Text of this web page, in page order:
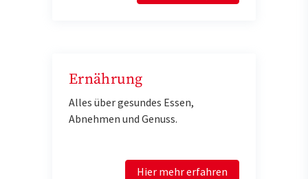
Ernährung
Alles über gesundes Essen,
Abnehmen und Genuss.
Hier mehr erfahren